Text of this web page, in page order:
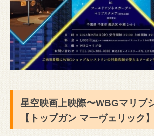
星空映画上映際〜WBGマリブ
【トップガン マーヴェリック】